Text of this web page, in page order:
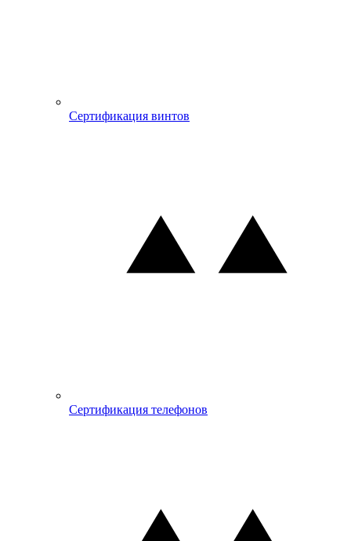
Сертификация винтов
Сертификация телефонов